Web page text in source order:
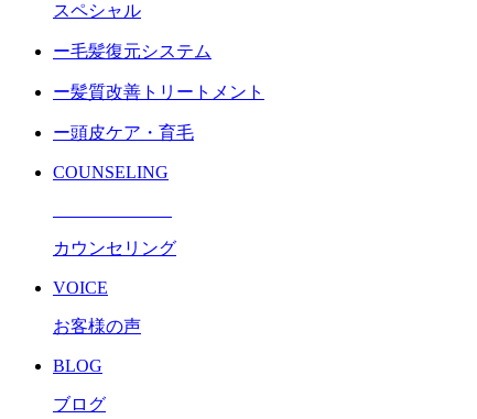
スペシャル
ー毛髪復元システム
ー髪質改善トリートメント
ー頭皮ケア・育毛
COUNSELING
カウンセリング
VOICE
お客様の声
BLOG
ブログ